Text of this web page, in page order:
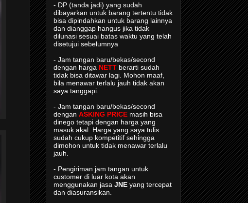
- DP (tanda jadi) yang sudah
dibayarkan untuk barang tertentu tidak
bisa dipindahkan untuk barang lainnya
dan dianggap hangus jika tidak
dilunasi sesuai batas waktu yang telah
disetujui sebelumnya
- Jam tangan baru/bekas/second
dengan harga NETT berarti sudah
tidak bisa ditawar lagi. Mohon maaf,
bila menawar terlalu jauh tidak akan
saya tanggapi.
- Jam tangan baru/bekas/second
dengan ASKING PRICE masih bisa
dinego tetapi dengan harga yang
masuk akal. Harga yang saya tulis
sudah cukup kompetitif sehingga
dimohon untuk tidak menawar terlalu
jauh.
- Pengiriman jam tangan untuk
customer di luar kota akan
menggunakan jasa JNE yang tercepat
dan diasuransikan.